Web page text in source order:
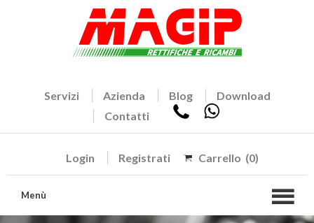
Servizi Azienda Blog
Download
Contatti
Login Registrati Carrello (0)
Menù